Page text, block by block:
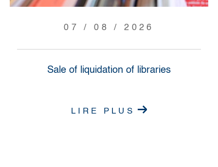
07 / 08 / 2026
Sale of liquidation of libraries
LIRE PLUS